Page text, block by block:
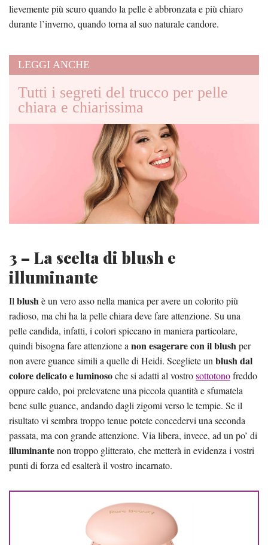
lievemente più scuro quando la pelle è abbronzata e più chiaro
durante l’inverno, quando torna al suo naturale candore.
LEGGI ANCHE
Tutti i segreti del trucco per pelle
chiara e chiarissima
3 – La scelta di blush e
illuminante
Il blushè un vero asso nella manica per avere un colorito più
radioso, ma chi ha la pelle chiara deve fare attenzione. Su una
pelle candida, infatti, i colori spiccano in maniera particolare,
quindi bisogna fare attenzione a non esagerare con il blushper
non avere guance simili a quelle di Heidi. Scegliete un blush dal
colore delicato e luminosoche si adatti al vostrosottotonofreddo
oppure caldo, poi prelevatene una piccola quantità e sfumatela
bene sulle guance, andando dagli zigomi verso le tempie. Se il
risultato vi sembra troppo tenue potete concedervi una seconda
passata, ma con grande attenzione. Via libera, invece, ad un po’ di
illuminantenon troppo glitterato, che metterà in evidenza i vostri
punti di forza ed esalterà il vostro incarnato.